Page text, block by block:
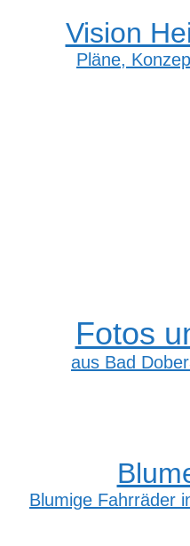
Vision
Pläne,
Fotos
aus Bad
Blumige Fahrräder